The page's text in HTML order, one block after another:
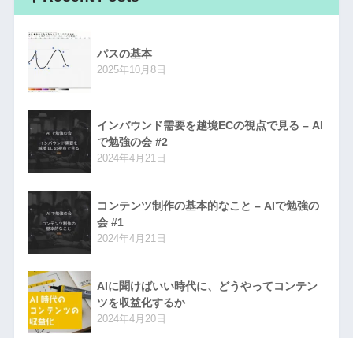
パスの基本
2025年10月8日
インバウンド需要を越境ECの視点で見る – AI
で勉強の会 #2
2024年4月21日
コンテンツ制作の基本的なこと – AIで勉強の
会 #1
2024年4月21日
AIに聞けばいい時代に、どうやってコンテン
ツを収益化するか
2024年4月20日